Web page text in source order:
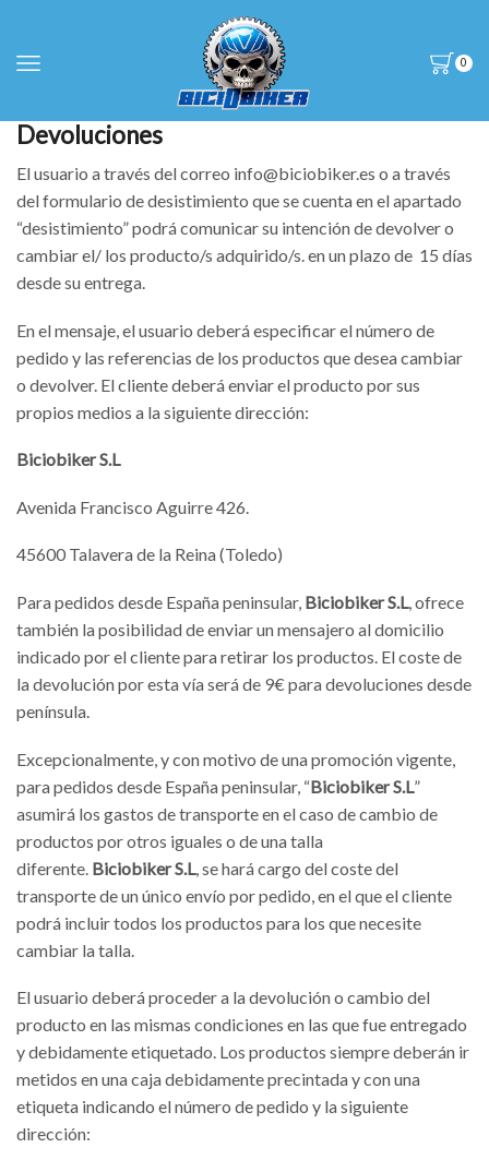
0
Devoluciones
El usuario a través del correo info@biciobiker.es o a través
del formulario de desistimiento que se cuenta en el apartado
“desistimiento” podrá comunicar su intención de devolver o
cambiar el/ los producto/s adquirido/s. en un plazo de 15 días
desde su entrega.
En el mensaje, el usuario deberá especificar el número de
pedido y las referencias de los productos que desea cambiar
o devolver. El cliente deberá enviar el producto por sus
propios medios a la siguiente dirección:
Biciobiker S.L
Avenida Francisco Aguirre 426.
45600 Talavera de la Reina (Toledo)
Para pedidos desde España peninsular, Biciobiker S.L, ofrece
también la posibilidad de enviar un mensajero al domicilio
indicado por el cliente para retirar los productos. El coste de
la devolución por esta vía será de 9€ para devoluciones desde
península.
Excepcionalmente, y con motivo de una promoción vigente,
para pedidos desde España peninsular, “Biciobiker S.L ”
asumirá los gastos de transporte en el caso de cambio de
productos por otros iguales o de una talla
diferente. Biciobiker S.L , se hará cargo del coste del
transporte de un único envío por pedido, en el que el cliente
podrá incluir todos los productos para los que necesite
cambiar la talla.
El usuario deberá proceder a la devolución o cambio del
producto en las mismas condiciones en las que fue entregado
y debidamente etiquetado. Los productos siempre deberán ir
metidos en una caja debidamente precintada y con una
etiqueta indicando el número de pedido y la siguiente
dirección: